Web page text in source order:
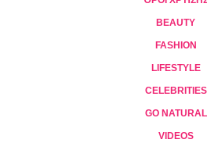
BEAUTY
FASHION
LIFESTYLE
CELEBRITIES
GO NATURAL
VIDEOS